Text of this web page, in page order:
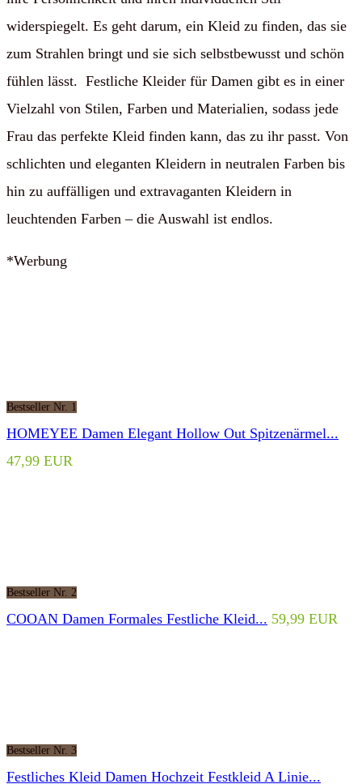
widerspiegelt. Es geht darum, ein Kleid zu finden, das sie
zum Strahlen bringt und sie sich selbstbewusst und schön
fühlen lässt. Festliche Kleider für Damen gibt es in einer
Vielzahl von Stilen, Farben und Materialien, sodass jede
Frau das perfekte Kleid finden kann, das zu ihr passt. Von
schlichten und eleganten Kleidern in neutralen Farben bis
hin zu auffälligen und extravaganten Kleidern in
leuchtenden Farben – die Auswahl ist endlos.
*Werbung
Bestseller Nr. 1
HOMEYEE Damen Elegant Hollow Out Spitzenärmel...
47,99 EUR
Bestseller Nr. 2
COOAN Damen Formales Festliche Kleid... 59,99 EUR
Bestseller Nr. 3
Festliches Kleid Damen Hochzeit Festkleid A Linie...